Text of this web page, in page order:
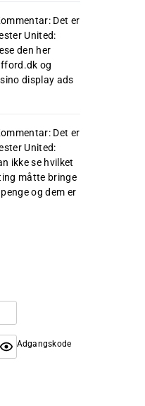
Det er
United:
den her
og
display ads
Det er
United:
ikke se hvilket
måtte bringe
og dem er
Adgangskode